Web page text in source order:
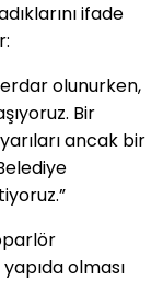
ifade
olunurken,
Bir
ancak bir
olması